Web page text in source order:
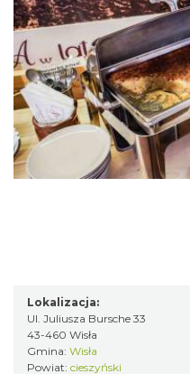
Lokalizacja:
Ul. Juliusza Bursche 33
43-460 Wisła
Gmina: Wisła
Powiat: cieszyński